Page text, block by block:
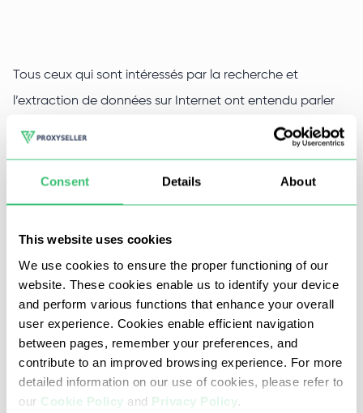
Consent Details About
This website uses cookies
We use cookies to ensure the proper functioning of our
website. These cookies enable us to identify your device
and perform various functions that enhance your overall
user experience. Cookies enable efficient navigation
between pages, remember your preferences, and
contribute to an improved browsing experience. For more
detailed information on our use of cookies, please refer to
our Cookie Policy and Privacy Policy
Tous ceux qui sont intéressés par la recherche et
l’extraction de données sur Internet ont entendu parler
du logiciel gratuit Scrapy, qui vous permet de créer des
captchas.
qui agit comme un crawler web qui vous permet de
collecter des données en utilisant une API (Application
Programming Interface) en mode multi-threadé.
Une partie intégrante de son travail sont les serveurs
proxy haute vitesse de grande qualité. Entre autres, ils
fournissent: